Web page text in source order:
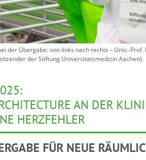
der Übergabe: von links nach rechts – Univ.-
der Stiftung Universitätsmedizin Aachen).
AN DER
HERZFEHLER
FÜR NEUE